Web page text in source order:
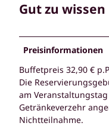
Gut zu wissen
Preisinformationen
Buffetpreis 32,90 €
Die
am
Getränkeverzehr
Nichtteilnahme.